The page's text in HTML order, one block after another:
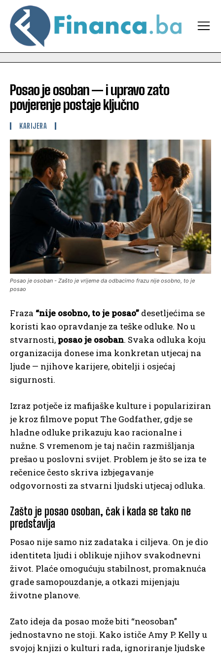
Posao je osoban — i upravo zato
povjerenje postaje ključno
KARIJERA
Posao je osoban - Zašto je vrijeme da odbacimo frazu nije osobno, to je
posao
Fraza “nije osobno, to je posao” desetljećima se
koristi kao opravdanje za teške odluke. No u
stvarnosti, posao je osoban. Svaka odluka koju
organizacija donese ima konkretan utjecaj na
ljude — njihove karijere, obitelji i osjećaj
sigurnosti.
Izraz potječe iz mafijaške kulture i populariziran
je kroz filmove poput The Godfather, gdje se
hladne odluke prikazuju kao racionalne i
nužne. S vremenom je taj način razmišljanja
prešao u poslovni svijet. Problem je što se iza te
rečenice često skriva izbjegavanje
odgovornosti za stvarni ljudski utjecaj odluka.
Zašto je posao osoban, čak i kada se tako ne
predstavlja
Posao nije samo niz zadataka i ciljeva. On je dio
identiteta ljudi i oblikuje njihov svakodnevni
život. Plaće omogućuju stabilnost, promaknuća
grade samopouzdanje, a otkazi mijenjaju
životne planove.
Zato ideja da posao može biti “neosoban”
jednostavno ne stoji. Kako ističe Amy P. Kelly u
svojoj knjizi o kulturi rada, ignoriranje ljudske